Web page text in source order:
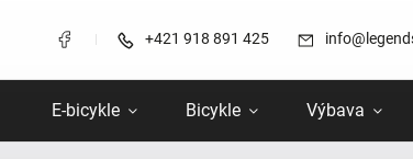
+421 918 891 425
E-bicykle Bicykle Výbava